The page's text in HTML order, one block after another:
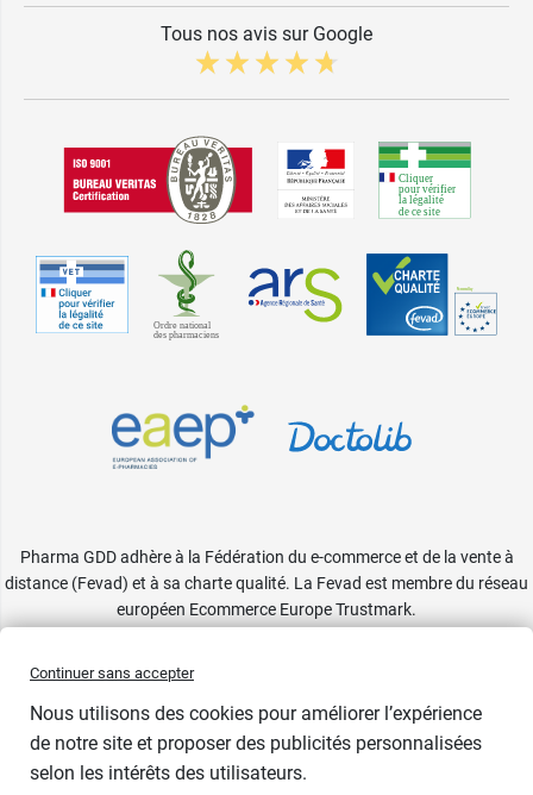
Tous nos avis sur Google
Pharma GDD adhère à la Fédération du e-commerce et de la vente à
distance (Fevad) et à sa charte qualité. La Fevad est membre du réseau
européen Ecommerce Europe Trustmark.
Continuer sans accepter
Nous utilisons des cookies pour améliorer l’expérience
de notre site et proposer des publicités personnalisées
selon les intérêts des utilisateurs.